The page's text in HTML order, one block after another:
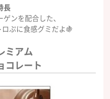
長
ンを配合した、
ぷに食感グミだよ🍇
ミアム
コレート